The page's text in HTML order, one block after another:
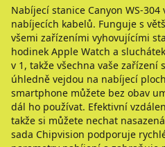
Nabíjecí stanice Canyon WS-
nabíjecích kabelů. Funguje s
všemi zařízeními vyhovujícími
hodinek Apple Watch a
v 1, takže všechna vaše
úhledně vejdou na nabíjecí
smartphone můžete bez obav
dál ho používat. Efektivní
takže si můžete nechat
sada Chipvision podporuje